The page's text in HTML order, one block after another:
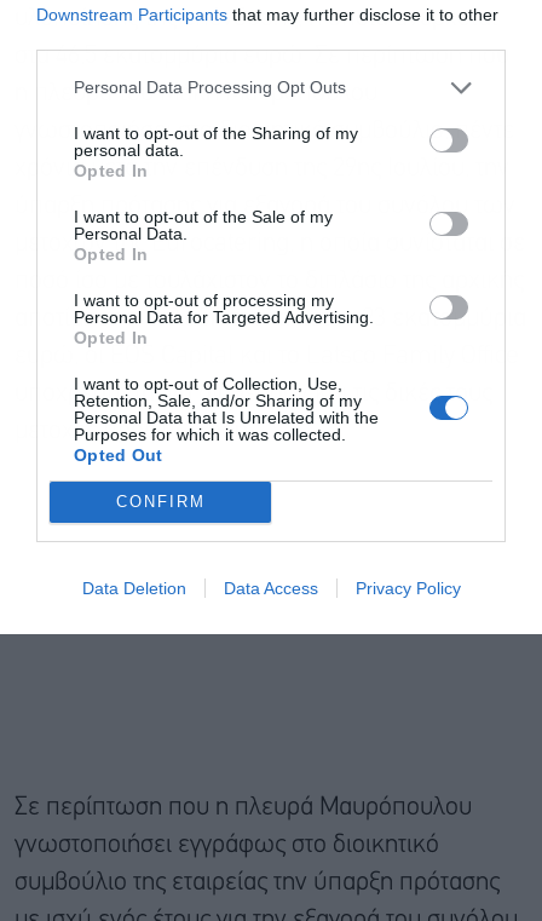
Downstream Participants that may further disclose it to other
Personal Data Processing Opt Outs
I want to opt-out of the Sharing of my
personal data.
Opted In
I want to opt-out of the Sale of my
Personal Data.
Opted In
I want to opt-out of processing my
Personal Data for Targeted Advertising.
Opted In
I want to opt-out of Collection, Use,
Retention, Sale, and/or Sharing of my
Personal Data that Is Unrelated with the
Purposes for which it was collected.
Opted Out
CONFIRM
Data Deletion Data Access Privacy Policy
υλοποίησης της επένδυσης, η οποία ανέρχεται
στα 46,5 εκατομμύρια ευρώ. Σε περίπτωση που
η πλευρά του Μάκη Μαυρόπουλου
γνωστοποιήσει στο διοικητικό συμβούλιο, πέντε
χρόνια μετά την επένδυση της 29ης Ιουλίου, την
ύπαρξη πρότασης για εξαγορά του συνόλου των
μετοχών της Eurocatering, η οποία συνίσταται σε
αποτίμησης, δηλαδή τουλάχιστον 93 εκατομμύρια
υποχρεούνται να διαθέσουν και τις δικές τους
μετοχές προς πώληση.
Σε περίπτωση που η πλευρά Μαυρόπουλου
γνωστοποιήσει εγγράφως στο διοικητικό
συμβούλιο της εταιρείας την ύπαρξη πρότασης